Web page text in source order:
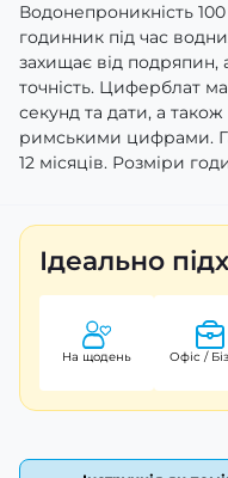
Водонепроникність
годинник під час
захищає від подряпин,
точність. Циферблат
секунд та дати, а
римськими цифрами.
12 місяців. Розміри
Ідеально
На щодень Офіс /